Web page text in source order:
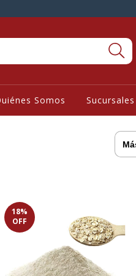
Somos Sucursales
18%
OFF